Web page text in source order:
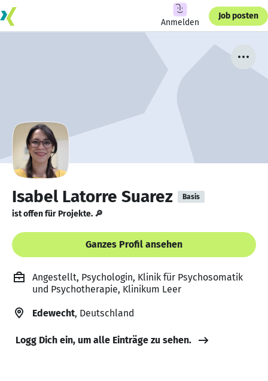
Anmelden
Job posten
Isabel Latorre Suarez Basis
ist offen für Projekte. 🔎
Ganzes Profil ansehen
Angestellt, Psychologin, Klinik für Psychosomatik
und Psychotherapie, Klinikum Leer
Edewecht, Deutschland
Logg Dich ein, um alle Einträge zu sehen.